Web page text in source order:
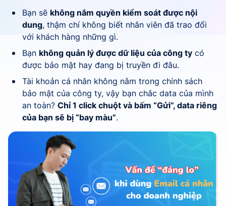
Bạn sẽ không nắm quyền kiểm soát được nội
dung, thậm chí không biết nhân viên đã trao đổi
với khách hàng những gì.
Bạn không quản lý được dữ liệu của công ty có
được bảo mật hay đang bị truyền đi đâu.
Tài khoản cá nhân không nằm trong chính sách
bảo mật của công ty, vậy bạn chắc data của mình
an toàn? Chỉ 1 click chuột và bấm “Gửi”, data riêng
của bạn sẽ bị “bay màu”.